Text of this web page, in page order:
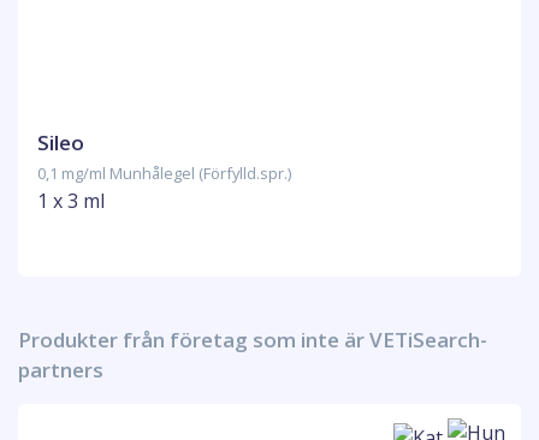
Sileo
0,1 mg/ml Munhålegel (Förfylld.spr.)
1 x 3 ml
Produkter från företag som inte är VETiSearch-
partners